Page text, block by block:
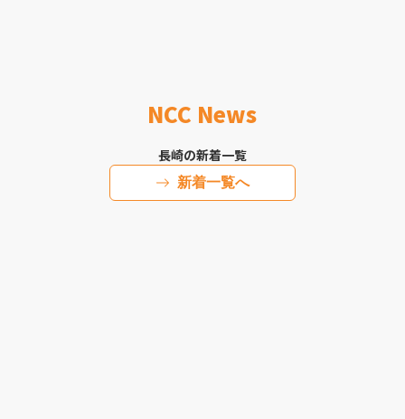
NCC News
長崎の新着一覧
新着一覧へ